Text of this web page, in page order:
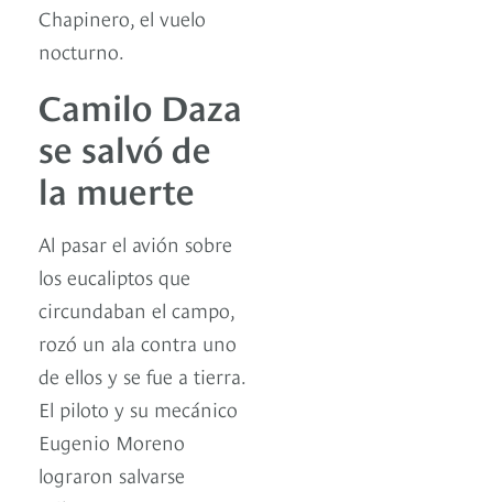
Chapinero, el vuelo
nocturno.
Camilo Daza
se salvó de
la muerte
Al pasar el avión sobre
los eucaliptos que
circundaban el campo,
rozó un ala contra uno
de ellos y se fue a tierra.
El piloto y su mecánico
Eugenio Moreno
lograron salvarse